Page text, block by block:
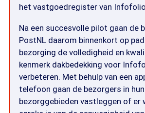
het vastgoedregister van
Na een succesvolle pilot gaan de
PostNL daarom binnenkort op
bezorging de volledigheid en
kenmerk dakbedekking voor
verbeteren. Met behulp van een
telefoon gaan de bezorgers in hun
bezorggebieden vastleggen of er